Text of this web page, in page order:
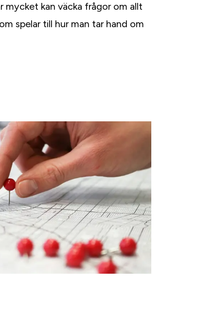
mycket kan väcka frågor om allt
spelar till hur man tar hand om